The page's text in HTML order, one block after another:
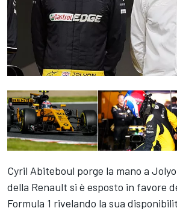
Cyril Abiteboul porge la mano a
della Renault si è esposto in favore
Formula 1 rivelando la sua